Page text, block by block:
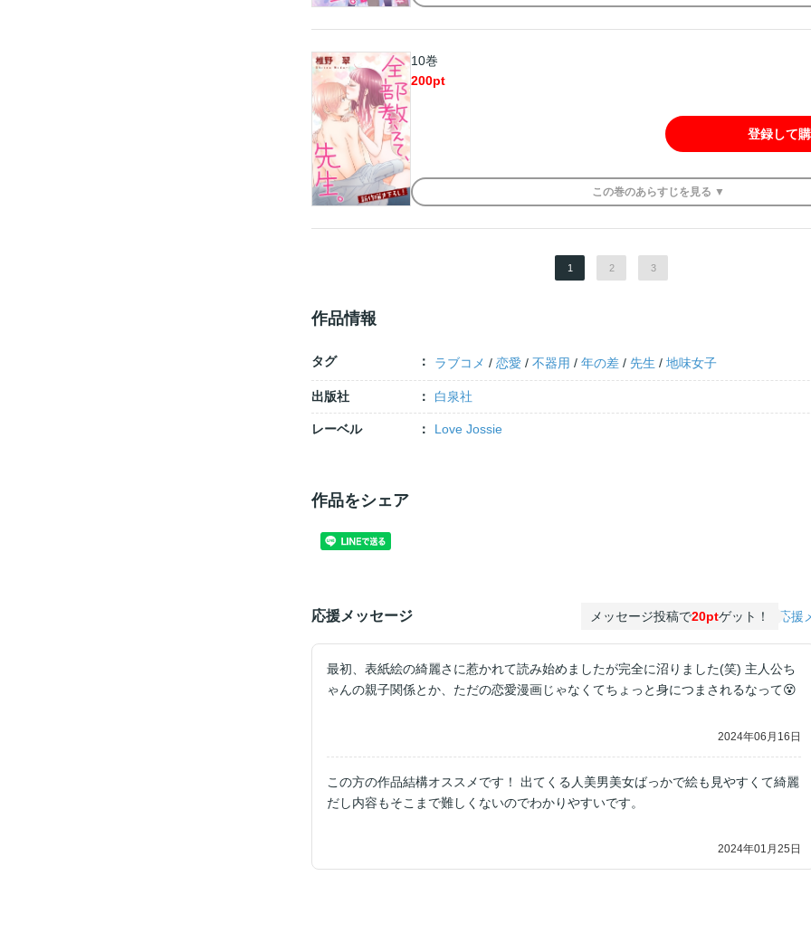
10巻
200pt
登録して
この巻のあらすじを 見る ▼
1 2 3
作品情報
タグ ラブコメ /恋愛 /不器用 /年の差 /先生 /地味女子
出版社 白泉社
レーベル Love Jossie
作品をシェア
応援メッセージ メッセージ投稿で20ptゲット！ 応援
最初、表紙絵の綺麗さに惹かれて読み始めましたが完全に沼りました(笑) 主人公ち
ゃんの親子関係とか、ただの恋愛漫画じゃなくてちょっと身につまされるなって😵
2024年06月16日
この方の作品結構オススメです！ 出てくる人美男美女ばっかで絵も見やすくて綺麗
だし内容もそこまで難しくないのでわかりやすいです。
2024年01月25日